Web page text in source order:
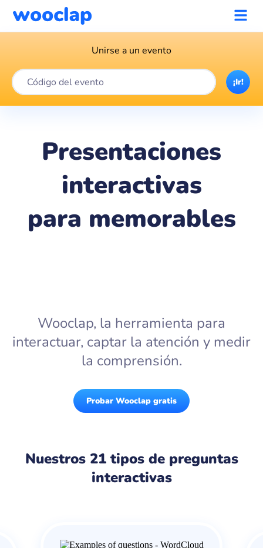
Unirse a un evento
¡Ir!
Presentaciones
interactivas
para memorables
Wooclap, la herramienta para
interactuar, captar la atención y medir
la comprensión.
Probar Wooclap gratis
Nuestros 21 tipos de preguntas
interactivas